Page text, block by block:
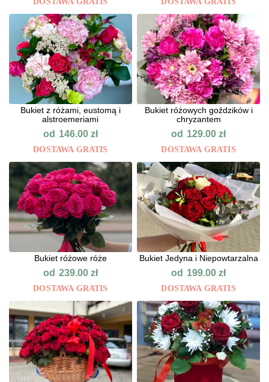
Bukiet z różami, eustomą i
alstroemeriami
od 146.00 zł
DOSTAWA GRATIS
Bukiet różowych goździków i
chryzantem
od 129.00zł
DOSTAWA GRATIS
Bukiet różowe róże
od 239.00 zł
DOSTAWA GRATIS
Bukiet Jedyna i Niepowtarzalna
od 199.00zł
DOSTAWA GRATIS